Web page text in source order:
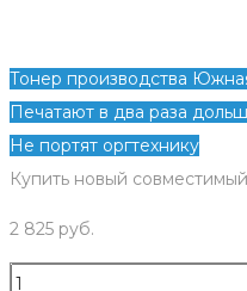
Тонер производства
Печатают в два раза
Не портят оргтехнику
Купить новый
2 825 руб.
Количество